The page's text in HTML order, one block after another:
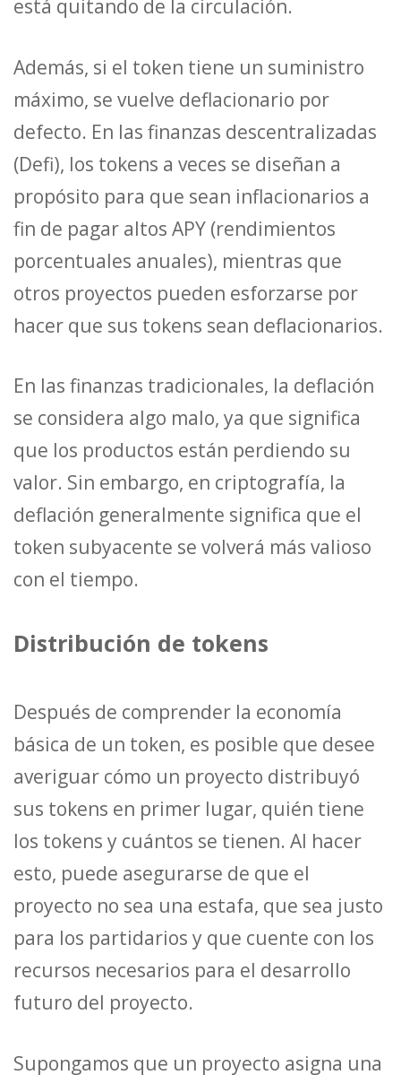
está quitando de la circulación.
Además, si el token tiene un suministro
máximo, se vuelve deflacionario por
defecto. En las finanzas descentralizadas
(Defi), los tokens a veces se diseñan a
propósito para que sean inflacionarios a
fin de pagar altos APY (rendimientos
porcentuales anuales), mientras que
otros proyectos pueden esforzarse por
hacer que sus tokens sean deflacionarios.
En las finanzas tradicionales, la deflación
se considera algo malo, ya que significa
que los productos están perdiendo su
valor. Sin embargo, en criptografía, la
deflación generalmente significa que el
token subyacente se volverá más valioso
con el tiempo.
Distribución de tokens
Después de comprender la economía
básica de un token, es posible que desee
averiguar cómo un proyecto distribuyó
sus tokens en primer lugar, quién tiene
los tokens y cuántos se tienen. Al hacer
esto, puede asegurarse de que el
proyecto no sea una estafa, que sea justo
para los partidarios y que cuente con los
recursos necesarios para el desarrollo
futuro del proyecto.
Supongamos que un proyecto asigna una